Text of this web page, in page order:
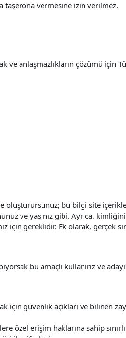
taşerona vermesine izin verilmez.
anlaşmazlıkların çözümü için
oluşturursunuz; bu bilgi site
ve yaşınız gibi. Ayrıca,
gereklidir. Ek olarak, gerçek
bu amaçlı kullanırız ve
güvenlik açıkları ve bilinen
özel erişim haklarına sahip